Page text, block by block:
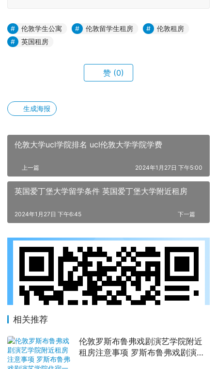
伦敦学生公寓 伦敦留学生租房
伦敦租房
英国租房
赞 (0)
生成海报
伦敦大学ucl学院排名 ucl伦敦大学学院学费
上一篇 2024年1月27日 下午5:00
英国爱丁堡大学留学条件 英国爱丁堡大学附近租房
下一篇
2024年1月27日 下午6:45
相关推荐
伦敦罗斯布鲁弗戏剧演艺学院附近
租房注意事项 罗斯布鲁弗戏剧演艺